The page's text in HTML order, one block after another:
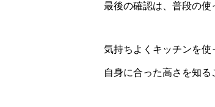
最後の確認は、普段の使
気持ちよくキッチンを使
自身に合った高さを知る